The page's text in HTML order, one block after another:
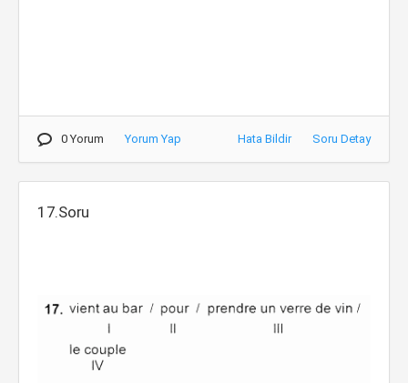
0 Yorum Yorum Yap Hata Bildir Soru Detay
17.Soru